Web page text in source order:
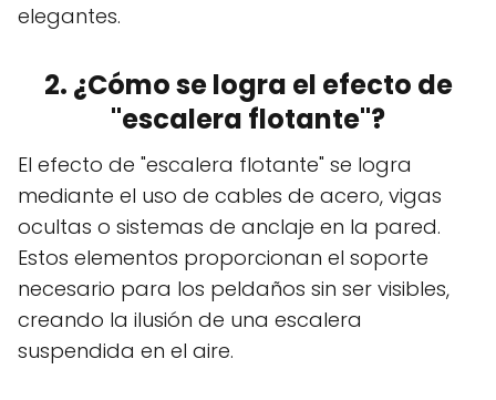
elegantes.
2. ¿Cómo se logra el efecto de
"escalera flotante"?
El efecto de "escalera flotante" se logra
mediante el uso de cables de acero, vigas
ocultas o sistemas de anclaje en la pared.
Estos elementos proporcionan el soporte
necesario para los peldaños sin ser visibles,
creando la ilusión de una escalera
suspendida en el aire.